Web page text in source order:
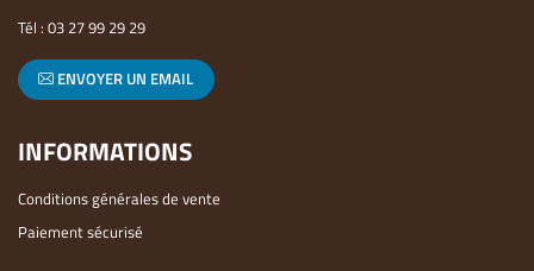
Tél : 03 27 99 29 29
ENVOYER UN EMAIL
INFORMATIONS
Conditions générales de vente
Paiement sécurisé